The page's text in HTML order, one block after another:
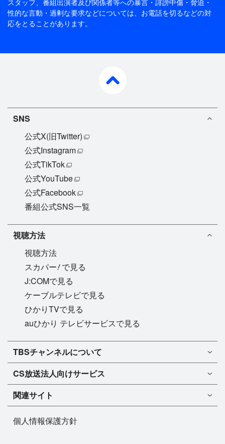
性的な言動・過剰な要求などについては、お電話を切るなどの対
応をとることがあります。
SNS
公式X(旧Twitter)
公式Instagram
公式TikTok
公式YouTube
公式Facebook
番組公式SNS一覧
視聴方法
視聴方法
スカパー!で見る
J:COMで見る
ケーブルテレビで見る
ひかりTVで見る
auひかり テレビサービスで見る
TBSチャンネル1
TBSチャンネル2
マンスリーガイド［PDF］
TBSチャンネルについて
TBSチャンネルについて
FAQ・よくあるご質問
インフォメーション
プレゼント
CS放送法人向けサービス
法人向けサービスについて
TBSチャンネル1
TBSチャンネル2
今月放送
ドラマ
バラエティ
音楽
関連サイト
BS-TBS
個人情報保護方針